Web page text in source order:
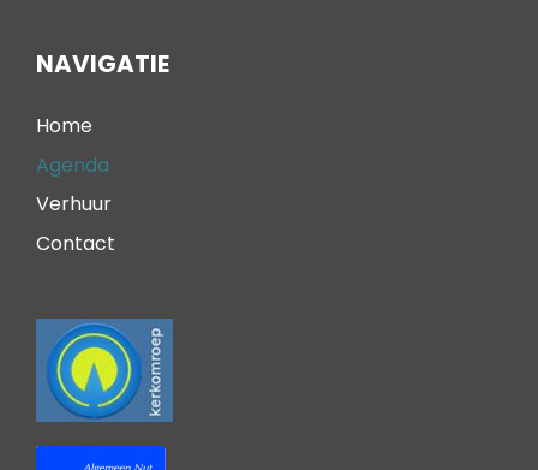
NAVIGATIE
Home
Agenda
Verhuur
Contact